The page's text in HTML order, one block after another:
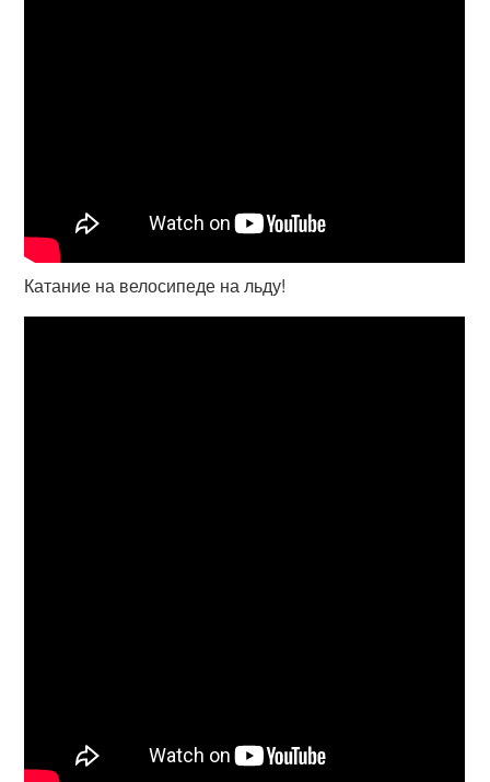
Катание на велосипеде на льду!